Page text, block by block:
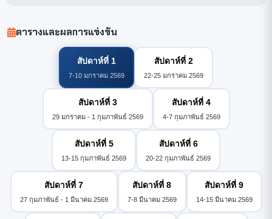
ตารางและผลการแข่งขัน
สัปดาห์ที่ 1
7-10 มกราคม 2569
สัปดาห์ที่ 2
22-25 มกราคม 2569
สัปดาห์ที่ 3
29 มกราคม - 1 กุมภาพันธ์ 2569
สัปดาห์ที่ 4
4-7 กุมภาพันธ์ 2569
สัปดาห์ที่ 5
13-15 กุมภาพันธ์ 2569
สัปดาห์ที่ 6
20-22 กุมภาพันธ์ 2569
สัปดาห์ที่ 7
27 กุมภาพันธ์ - 1 มีนาคม 2569
สัปดาห์ที่ 8
7-8 มีนาคม 2569
สัปดาห์ที่ 9
14-15 มีนาคม 2569